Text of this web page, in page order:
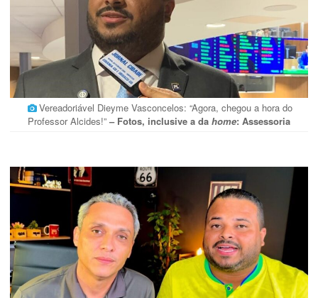
Vereadoriável Dieyme Vasconcelos: “Agora, chegou a hora do
Professor Alcides!” – Fotos, inclusive a da home: Assessoria